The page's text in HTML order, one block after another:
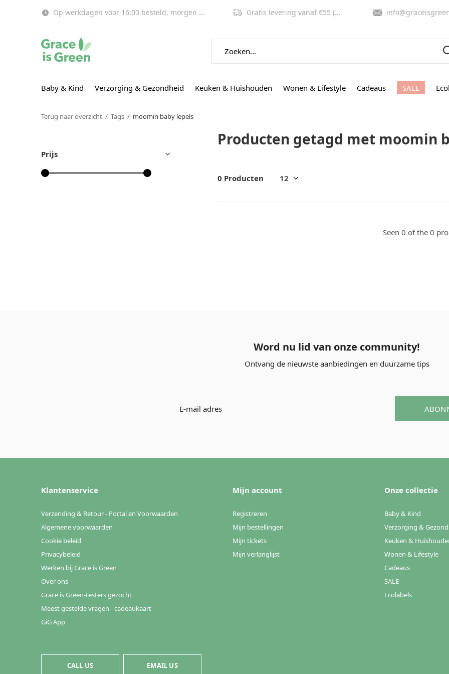
Baby & Kind Verzorging & Gezondheid Keuken & Huishouden Wonen & Lifestyle Cadeaus SALE
Op werkdagen voor 16:00 besteld, morgen in huis! Gratis levering vanaf €55 (NL, BE)
Terug naar overzicht Tags moomin baby lepels
Producten getagd met moomin
0 Producten
Seen 0 of the 0
Prijs
Word nu lid van onze community!
Ontvang de nieuwste aanbiedingen en duurzame tips
Klantenservice
Verzending & Retour - Portal en Voorwaarden
Algemene voorwaarden
Cookie beleid
Privacybeleid
Werken bij Grace is Green
Over ons
Grace is Green-testers gezocht
Meest gestelde vragen - cadeaukaart
GiG App
Mijn account
Registreren
Mijn bestellingen
Mijn tickets
Mijn verlanglijst
Onze collectie
Baby & Kind
Verzorging &
Keuken &
Wonen & Lifestyle
Cadeaus
SALE
Ecolabels
CALL US EMAIL US